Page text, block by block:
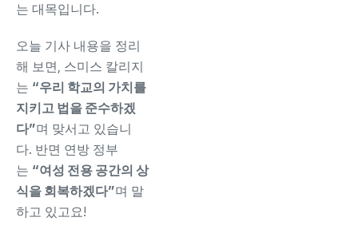
는 대목입니다.
오늘 기사 내용을 정리
해 보면, 스미스 칼리지
는 “우리 학교의 가치를
지키고 법을 준수하겠
다”며 맞서고 있습니
다. 반면 연방 정부
는 “여성 전용 공간의 상
식을 회복하겠다”며 말
하고 있고요!